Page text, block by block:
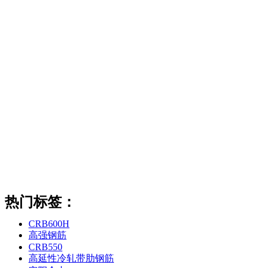
热门标签：
CRB600H
高强钢筋
CRB550
高延性冷轧带肋钢筋